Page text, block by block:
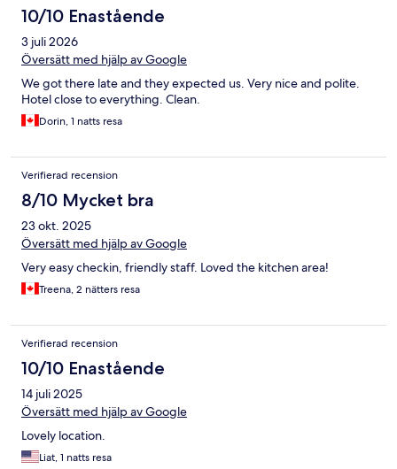
10/10 Enastående
3 juli 2026
Översätt med hjälp av Google
We got there late and they expected us. Very nice and polite.
Hotel close to everything. Clean.
Dorin, 1 natts resa
Verifierad recension
8/10 Mycket bra
23 okt. 2025
Översätt med hjälp av Google
Very easy checkin, friendly staff. Loved the kitchen area!
Treena, 2 nätters resa
Verifierad recension
10/10 Enastående
14 juli 2025
Översätt med hjälp av Google
Lovely location.
Liat, 1 natts resa